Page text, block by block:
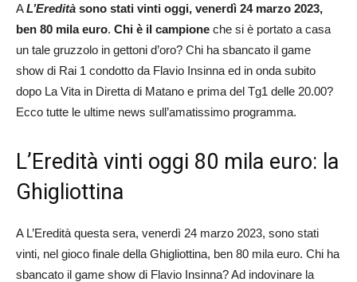
AL’Eredità sono stati vinti oggi, venerdì 24 marzo 2023,
ben 80 mila euro. Chi è il campione che si è portato a casa
un tale gruzzolo in gettoni d’oro? Chi ha sbancato il game
show di Rai 1 condotto da Flavio Insinna ed in onda subito
dopo La Vita in Diretta di Matano e prima del Tg1 delle 20.00?
Ecco tutte le ultime news sull’amatissimo programma.
L’Eredità vinti oggi 80 mila euro: la
Ghigliottina
A L’Eredità questa sera, venerdì 24 marzo 2023, sono stati
vinti, nel gioco finale della Ghigliottina, ben 80 mila euro. Chi ha
sbancato il game show di Flavio Insinna? Ad indovinare la